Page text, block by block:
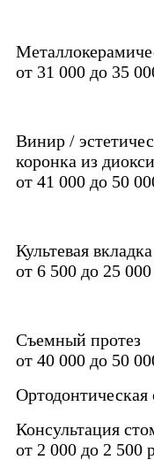
от 31 000 до 35
Винир /
коронка из
от 41 000 до 50
Культевая вкладка
от 6 500 до 25
Съемный протез
от 40 000 до 50
Ортодонтическая
Консультация
от 2 000 до 2 500